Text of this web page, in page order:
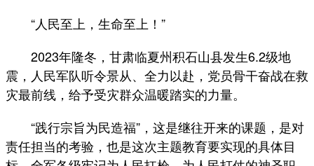
“人民至上，生命至上！”
2023年隆冬，甘肃临夏州积石山县发生6.2级地
震，人民军队听令景从、全力以赴，党员骨干奋战在救
灾最前线，给予受灾群众温暖踏实的力量。
“践行宗旨为民造福”，这是继往开来的课题，是对
责任担当的考验，也是这次主题教育要实现的具体目